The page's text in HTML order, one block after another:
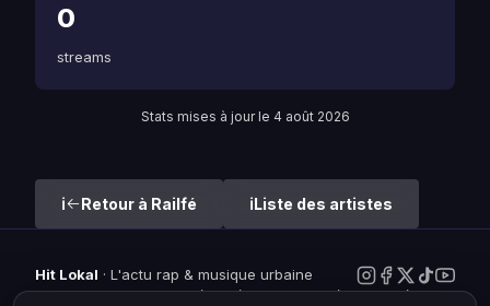
0
streams
Stats mises à jour le 4 août 2026
Retour à Railfé Liste des artistes
Hit Lokal · L'actu rap & musique urbaine
© 2026 — Tous droits réservés ·Mentions légales·Gérer les